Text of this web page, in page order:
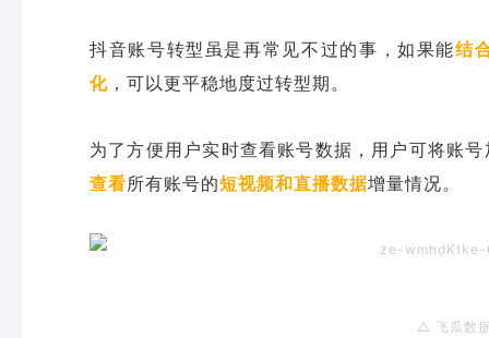
抖音账号转型虽是再常见不过的事，如果能结
化 ，可以更平稳地度过转型期。
为了方便用户实时查看账号数据，用户可将账
查看所有账号的短视频和直播数据增量情况。
△ 飞瓜数